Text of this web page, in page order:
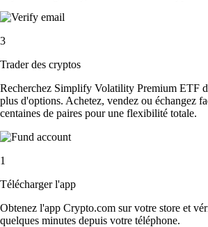
3
Trader des cryptos
Recherchez Simplify Volatility Premium ETF
plus d'options. Achetez, vendez ou échangez
centaines de paires pour une flexibilité totale.
1
Télécharger l'app
Obtenez l'app Crypto.com sur votre store et
quelques minutes depuis votre téléphone.